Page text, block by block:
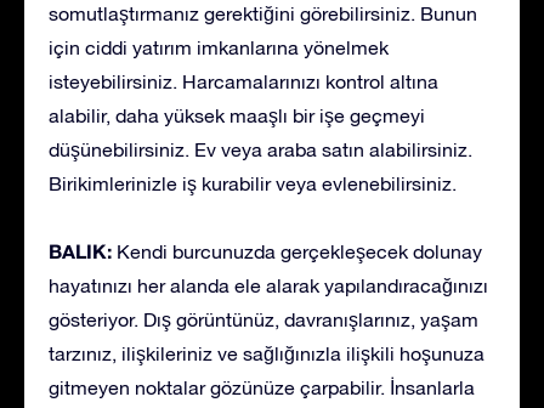
somutlaştırmanız gerektiğini görebilirsiniz. Bunun
için ciddi yatırım imkanlarına yönelmek
isteyebilirsiniz. Harcamalarınızı kontrol altına
alabilir, daha yüksek maaşlı bir işe geçmeyi
düşünebilirsiniz. Ev veya araba satın alabilirsiniz.
Birikimlerinizle iş kurabilir veya evlenebilirsiniz.
BALIK: Kendi burcunuzda gerçekleşecek dolunay
hayatınızı her alanda ele alarak yapılandıracağınızı
gösteriyor. Dış görüntünüz, davranışlarınız, yaşam
tarzınız, ilişkileriniz ve sağlığınızla ilişkili hoşunuza
gitmeyen noktalar gözünüze çarpabilir. İnsanlarla